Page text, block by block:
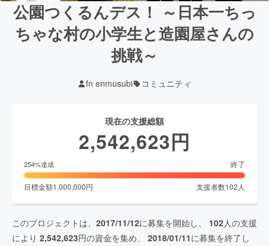
公園つくるんデス！ ～日本一ちっ
ちゃな村の小学生と造園屋さんの
挑戦～
fn enmusubi コミュニティ
現在の支援総額
2,542,623円
254%達成 終了
目標金額1,000,000円 支援者数102 人
このプロジェクトは、 2017/11/12に募集を開始し、 102人の支援
により 2,542,623円の資金を集め、 2018/01/11に募集を終了し